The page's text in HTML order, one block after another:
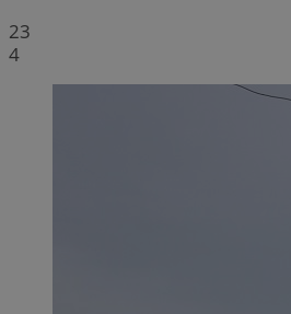
23
4